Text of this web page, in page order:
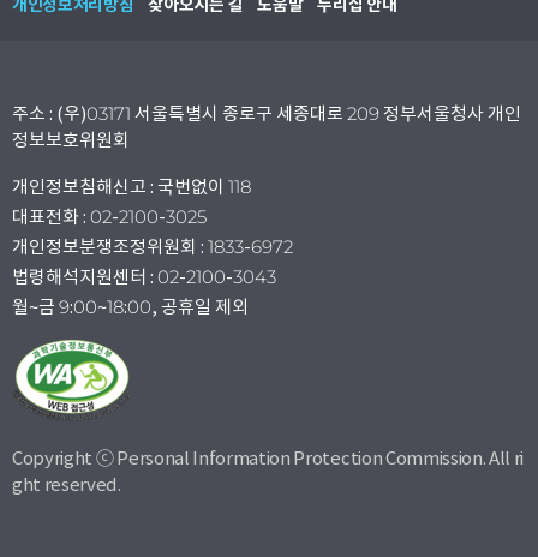
주소 : (우)03171 서울특별시 종로구 세종대로 209 정부서울청사 개인
정보보호위원회
개인정보침해신고 : 국번없이 118
대표전화 : 02-2100-3025
개인정보분쟁조정위원회 : 1833-6972
법령해석지원센터 : 02-2100-3043
월~금 9:00~18:00, 공휴일 제외
Copyright ⓒ Personal Information Protection Commission. All ri
ght reserved.